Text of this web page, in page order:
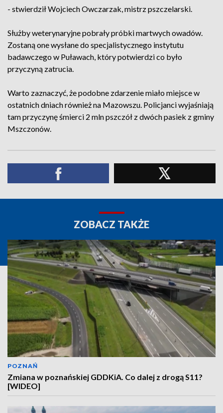
- stwierdził Wojciech Owczarzak, mistrz pszczelarski.
Służby weterynaryjne pobrały próbki martwych owadów.
Zostaną one wysłane do specjalistycznego instytutu
badawczego w Puławach, który potwierdzi co było
przyczyną zatrucia.
Warto zaznaczyć, że podobne zdarzenie miało miejsce w
ostatnich dniach również na Mazowszu. Policjanci wyjaśniają
tam przyczynę śmierci 2 mln pszczół z dwóch pasiek z gminy
Mszczonów.
ZOBACZ TAKŻE
POZNAŃ
Zmiana w poznańskiej GDDKiA. Co dalej z drogą S11?
[WIDEO]